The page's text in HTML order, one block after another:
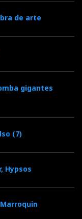
As Revela
trinados de
e da
me depois
suportou
da
de arte
gigantes
(7)
Hypsos